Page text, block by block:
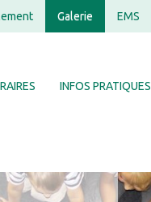
Galerie EMS
INFOS PRATIQUES